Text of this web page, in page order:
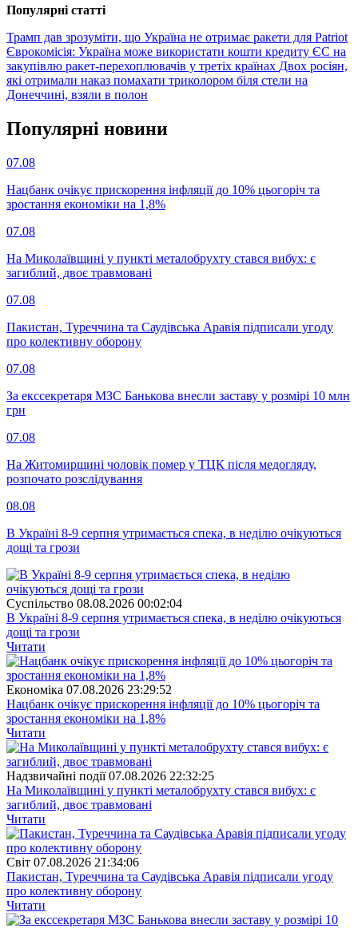
Популярнi статтi
Трамп дав зрозуміти, що Україна не отримає ракети для Patriot
Єврокомісія: Україна може використати кошти кредиту ЄС на
закупівлю ракет-перехоплювачів у третіх країнах Двох росіян,
які отримали наказ помахати триколором біля стели на
Донеччині, взяли в полон
Популярнi новини
07.08
Нацбанк очікує прискорення інфляції до 10% цьогоріч та
зростання економіки на 1,8%
07.08
На Миколаївщині у пункті металобрухту стався вибух: є
загиблий, двоє травмовані
07.08
Пакистан, Туреччина та Саудівська Аравія підписали угоду
про колективну оборону
07.08
За екссекретаря МЗС Банькова внесли заставу у розмірі 10 млн
грн
07.08
На Житомирщині чоловік помер у ТЦК після медогляду,
розпочато розслідування
08.08
В Україні 8-9 серпня утримається спека, в неділю очікуються
дощі та грози
Суспiльство 08.08.2026 00:02:04
В Україні 8-9 серпня утримається спека, в неділю очікуються
дощі та грози
Читати
Економіка 07.08.2026 23:29:52
Нацбанк очікує прискорення інфляції до 10% цьогоріч та
зростання економіки на 1,8%
Читати
Надзвичайні події 07.08.2026 22:32:25
На Миколаївщині у пункті металобрухту стався вибух: є
загиблий, двоє травмовані
Читати
Свiт 07.08.2026 21:34:06
Пакистан, Туреччина та Саудівська Аравія підписали угоду
про колективну оборону
Читати